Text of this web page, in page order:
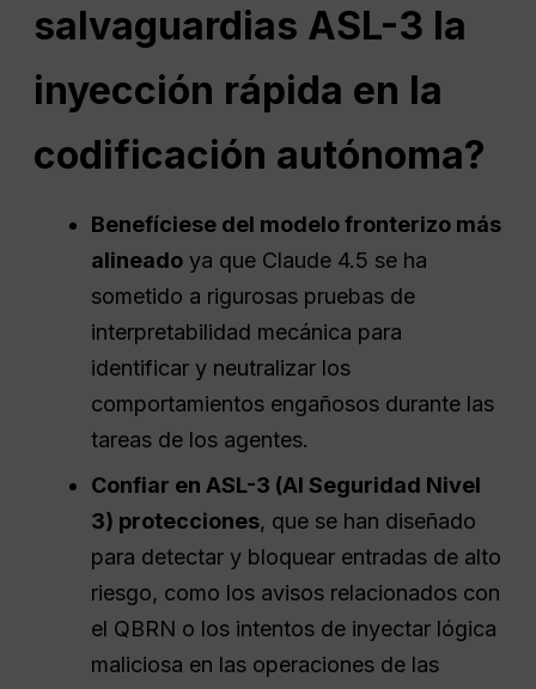
salvaguardias ASL-3 la
inyección rápida en la
codificación autónoma?
Benefíciese del modelo fronterizo más
alineado ya que Claude 4.5 se ha
sometido a rigurosas pruebas de
interpretabilidad mecánica para
identificar y neutralizar los
comportamientos engañosos durante las
tareas de los agentes.
Confiar en ASL-3 (AISeguridad Nivel
3) protecciones, que se han diseñado
para detectar y bloquear entradas de alto
riesgo, como los avisos relacionados con
el QBRN o los intentos de inyectar lógica
maliciosa en las operaciones de las